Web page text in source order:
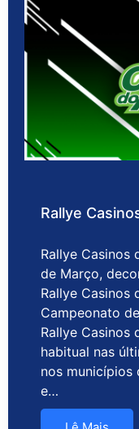
Rallye
Rallye Casinos
de Março,
Rallye Casinos
Campeonato
Rallye Casinos
habitual nas
nos municípios
e…